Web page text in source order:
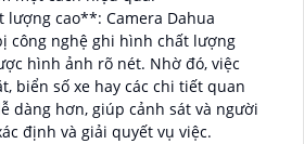
cao**: Camera Dahua
công nghệ ghi hình chất lượng
hình ảnh rõ nét. Nhờ đó, việc
biển số xe hay các chi tiết quan
dàng hơn, giúp cảnh sát và người
định và giải quyết vụ việc.